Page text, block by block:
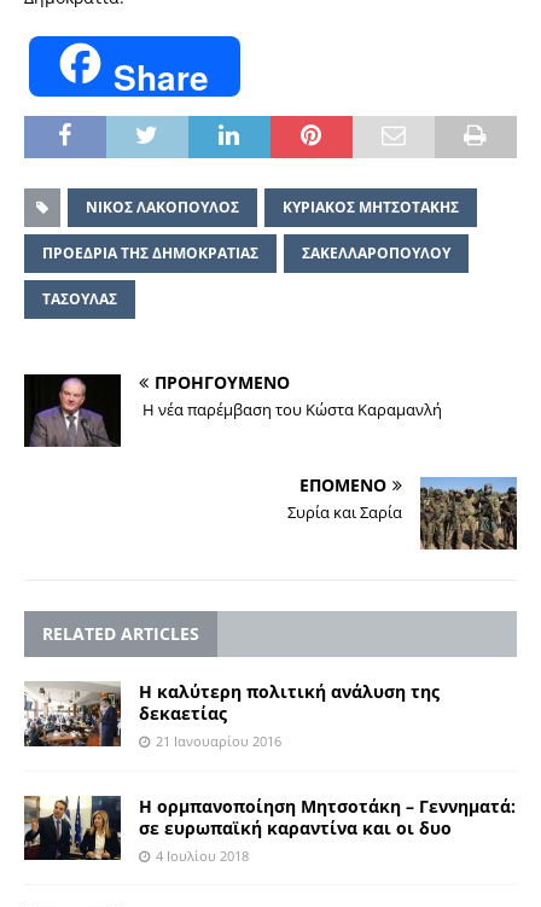
Share
NΙΚΟΣ ΛΑΚΟΠΟΥΛΟΣ ΚΥΡΙΑΚΟΣ ΜΗΤΣΟΤΑΚΗΣ
ΠΡΟΕΔΡΙΑ ΤΗΣ ΔΗΜΟΚΡΑΤΙΑΣ ΣΑΚΕΛΛΑΡΟΠΟΥΛΟΥ
ΤΑΣΟΥΛΑΣ
ΠΡΟΗΓΟΥΜΕΝΟ
Η νέα παρέμβαση του Κώστα Καραμανλή
ΕΠΟΜΕΝΟ
Συρία και Σαρία
RELATED ARTICLES
Η καλύτερη πολιτική ανάλυση της
δεκαετίας
21 Ιανουαρίου 2016
Η oρμπανοποίηση Μητσοτάκη – Γεννηματά:
σε ευρωπαϊκή καραντίνα και οι δυο
4 Ιουλίου 2018